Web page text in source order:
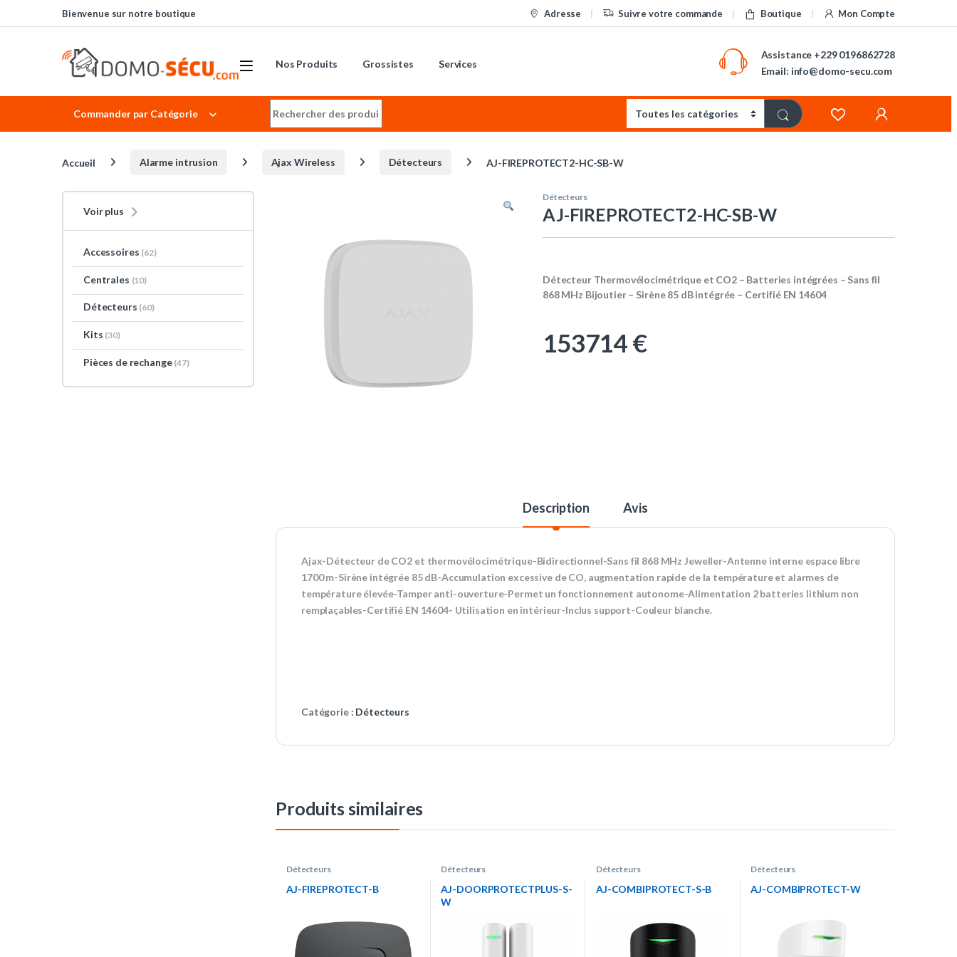
Skip to navigation
Skip to contentBienvenue sur notre boutique Adresse Suivre votre commande Boutique Mon Compte
Nos Produits Grossistes Services
Assistance +229 0196862728
Email: info@domo-secu.com
Commander par Catégorie
Accueil Alarme intrusion Ajax Wireless Détecteurs AJ-FIREPROTECT2-HC-SB-W
Détecteurs
AJ-FIREPROTECT2-HC-SB-W
Détecteur Thermovélocimétrique et CO2 – Batteries intégrées – Sans fil
868 MHz Bijoutier – Sirène 85 dB intégrée – Certifié EN 14604
153714€
Description Avis
Ajax-Détecteur de CO2 et thermovélocimétrique-Bidirectionnel-Sans fil 868 MHz Jeweller-Antenne interne espace libre
1700 m-Sirène intégrée 85 dB-Accumulation excessive de CO, augmentation rapide de la température et alarmes de
température élevée-Tamper anti-ouverture-Permet un fonctionnement autonome-Alimentation 2 batteries lithium non
remplaçables-Certifié EN 14604- Utilisation en intérieur-Inclus support-Couleur blanche.
Catégorie : Détecteurs
Produits similaires
Détecteurs
AJ-FIREPROTECT-B
Détecteurs
AJ-DOORPROTECTPLUS-S-
W
Détecteurs
AJ-COMBIPROTECT-S-B
Détecteurs
AJ-COMBIPROTECT-W
Voir plus
Accessoires (62)
Centrales (10)
Détecteurs (60)
Kits (30)
Pièces de rechange (47)